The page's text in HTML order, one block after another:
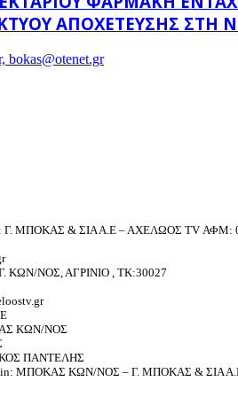
ΑΠΟΧΈΤΕΥΣΗΣ ΣΤΗ
bokas@otenet.gr
ΜΠΟΚΑΣ & ΣΙΑ Α.Ε – ΑΧΕΛΩΟΣ TV ΑΦΜ:
ΚΩΝ/ΝΟΣ, ΑΓΡΙΝΙΟ , ΤΚ:30027
ΚΩΝ/ΝΟΣ
ΠΑΝΤΕΛΗΣ
ΜΠΟΚΑΣ ΚΩΝ/ΝΟΣ – Γ. ΜΠΟΚΑΣ & ΣΙΑ